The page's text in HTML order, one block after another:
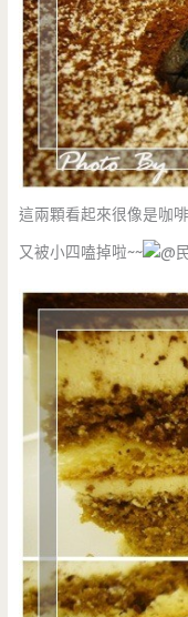
這兩顆看起來很像是咖
又被小四嗑掉啦~~